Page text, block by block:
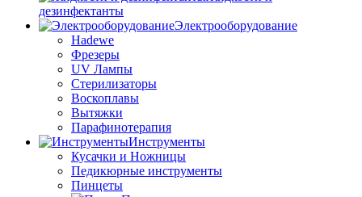
дезинфектанты
Электрооборудование
Hadewe
Фрезеры
UV Лампы
Стерилизаторы
Воскоплавы
Вытяжки
Парафинотерапия
Инструменты
Кусачки и Ножницы
Педикюрные инструменты
Пинцеты